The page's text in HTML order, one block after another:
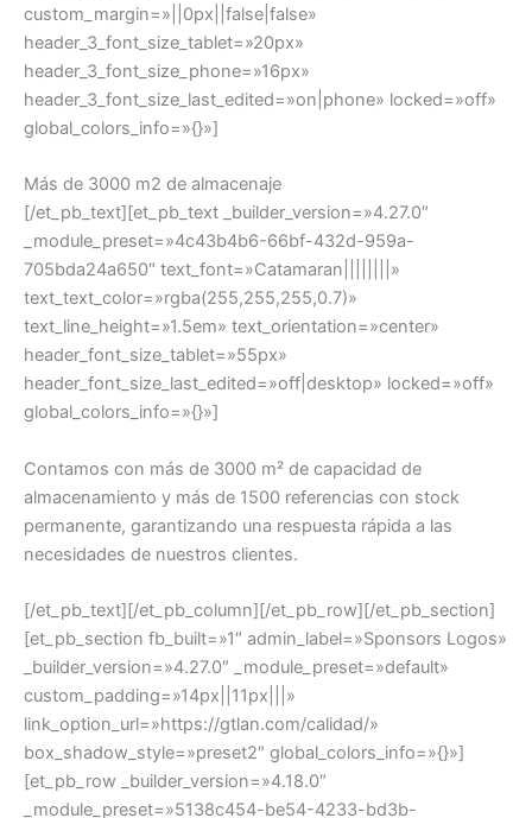
custom_margin=»||0px||false|false»
header_3_font_size_tablet=»20px»
header_3_font_size_phone=»16px»
header_3_font_size_last_edited=»on|phone» locked=»off»
global_colors_info=»{}»]
Más de 3000 m2 de almacenaje
[/et_pb_text][et_pb_text _builder_version=»4.27.0″
_module_preset=»4c43b4b6-66bf-432d-959a-
705bda24a650″ text_font=»Catamaran||||||||»
text_text_color=»rgba(255,255,255,0.7)»
text_line_height=»1.5em» text_orientation=»center»
header_font_size_tablet=»55px»
header_font_size_last_edited=»off|desktop» locked=»off»
global_colors_info=»{}»]
Contamos con más de 3000 m² de capacidad de
almacenamiento y más de 1500 referencias con stock
permanente, garantizando una respuesta rápida a las
necesidades de nuestros clientes.
[/et_pb_text][/et_pb_column][/et_pb_row][/et_pb_section]
[et_pb_section fb_built=»1″ admin_label=»Sponsors Logos»
_builder_version=»4.27.0″ _module_preset=»default»
custom_padding=»14px||11px|||»
link_option_url=»https://gtlan.com/calidad/»
box_shadow_style=»preset2″ global_colors_info=»{}»]
[et_pb_row _builder_version=»4.18.0″
_module_preset=»5138c454-be54-4233-bd3b-